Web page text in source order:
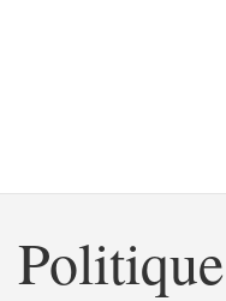
Politique